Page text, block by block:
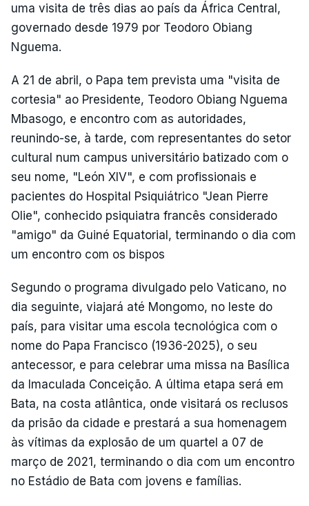
uma visita de três dias ao país da África Central,
governado desde 1979 por Teodoro Obiang
Nguema.
A 21 de abril, o Papa tem prevista uma "visita de
cortesia" ao Presidente, Teodoro Obiang Nguema
Mbasogo, e encontro com as autoridades,
reunindo-se, à tarde, com representantes do setor
cultural num campus universitário batizado com o
seu nome, "León XIV", e com profissionais e
pacientes do Hospital Psiquiátrico "Jean Pierre
Olie", conhecido psiquiatra francês considerado
"amigo" da Guiné Equatorial, terminando o dia com
um encontro com os bispos
Segundo o programa divulgado pelo Vaticano, no
dia seguinte, viajará até Mongomo, no leste do
país, para visitar uma escola tecnológica com o
nome do Papa Francisco (1936-2025), o seu
antecessor, e para celebrar uma missa na Basílica
da Imaculada Conceição. A última etapa será em
Bata, na costa atlântica, onde visitará os reclusos
da prisão da cidade e prestará a sua homenagem
às vítimas da explosão de um quartel a 07 de
março de 2021, terminando o dia com um encontro
no Estádio de Bata com jovens e famílias.